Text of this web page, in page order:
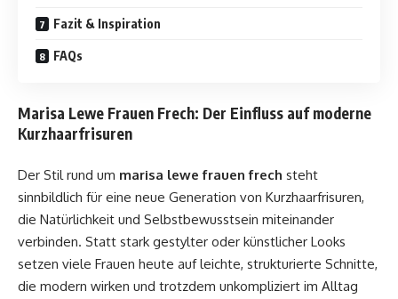
Fazit & Inspiration
FAQs
Marisa Lewe Frauen Frech: Der Einfluss auf moderne
Kurzhaarfrisuren
Der Stil rund um marisa lewe frauen frech steht
sinnbildlich für eine neue Generation von Kurzhaarfrisuren,
die Natürlichkeit und Selbstbewusstsein miteinander
verbinden. Statt stark gestylter oder künstlicher Looks
setzen viele Frauen heute auf leichte, strukturierte Schnitte,
die modern wirken und trotzdem unkompliziert im Alltag